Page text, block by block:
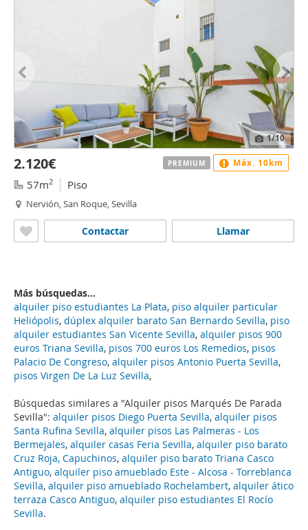
Búsquedas similares a "Alquiler pisos Marqués De Parada
Sevilla": alquiler pisos Diego Puerta Sevilla, alquiler pisos
Santa Rufina Sevilla, alquiler pisos Las Palmeras - Los
Bermejales, alquiler casas Feria Sevilla, alquiler piso barato
Cruz Roja, Capuchinos, alquiler piso barato Triana Casco
Antiguo, alquiler piso amueblado Este - Alcosa - Torreblanca
Sevilla, alquiler piso amueblado Rochelambert, alquiler ático
terraza Casco Antiguo, alquiler piso estudiantes El Rocío
Sevilla.
1/10
2.120€
57m2 Piso
Nervión, San Roque, Sevilla
Llamar
Contactar
PREMIUM Máx. 10km
Más búsquedas...
alquiler piso estudiantes La Plata, piso alquiler particular
Heliópolis, dúplex alquiler barato San Bernardo Sevilla, piso
alquiler estudiantes San Vicente Sevilla, alquiler pisos 900
euros Triana Sevilla, pisos 700 euros Los Remedios, pisos
Palacio De Congreso, alquiler pisos Antonio Puerta Sevilla,
pisos Virgen De La Luz Sevilla,